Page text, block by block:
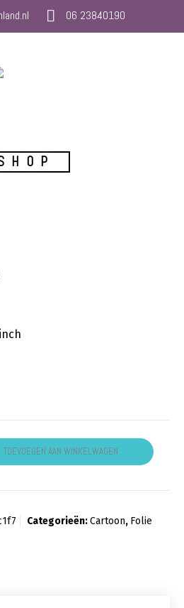
06 23840190
aantal
TOEVOEGEN AAN WINKELWAGEN
Categorieën:Cartoon, Folie